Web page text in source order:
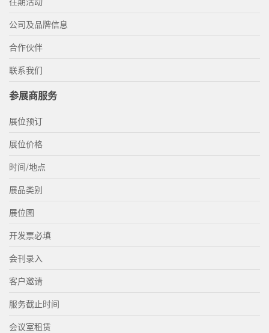
公司及品牌信息
合作伙伴
联系我们
参展商服务
展位预订
展位价格
时间/地点
展品类别
展位图
开发票必填
会刊录入
客户邀请
服务截止时间
会议室租赁